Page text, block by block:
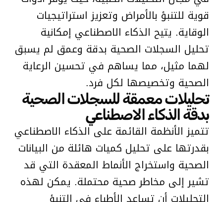
قوية للتنبؤ بالأمراض وتعزيز استراتيجيات
الوقاية. يتيح الذكاء الاصطناعي إمكانية
تحليل السجلات الصحية بدقة وعمق لم يسبق
لهما مثيل، مما يساهم في تحسين الرعاية
الصحية وتخصيصها لكل فرد.
تحليلات معمقة للسجلات الصحية
بدقة الذكاء الاصطناعي
تتميز الأنظمة القائمة على الذكاء الاصطناعي
بقدرتها على تحليل كميات هائلة من البيانات
الصحية واستخراج الأنماط المعقدة التي قد
تشير إلى مخاطر صحية محتملة. يمكن لهذه